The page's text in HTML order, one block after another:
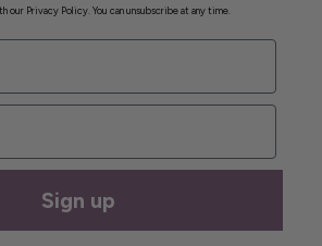
our Privacy Policy. You can unsubscribe at any time.
Sign up